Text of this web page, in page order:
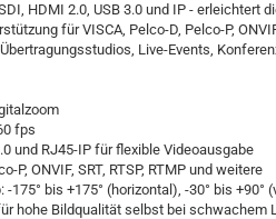
HDMI 2.0, USB 3.0 und IP - erleichtert
für VISCA, Pelco-D, Pelco-P,
Live-Events,
fps
und RJ45-IP für flexible Videoausgabe
P, ONVIF, SRT, RTSP, RTMP und weitere
175° bis +175° (horizontal), -30° bis +90°
hohe Bildqualität selbst bei schwachem